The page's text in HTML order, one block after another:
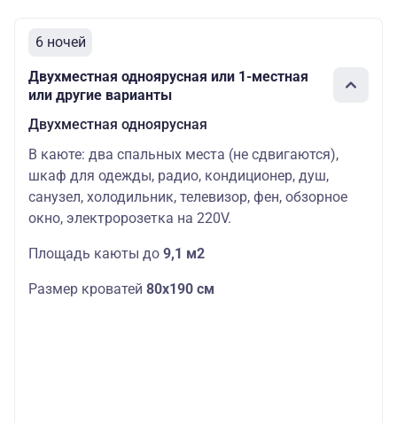
6 ночей
Двухместная одноярусная или 1-местная
или другие варианты
Двухместная одноярусная
В каюте: два спальных места (не сдвигаются),
шкаф для одежды, радио, кондиционер, душ,
санузел, холодильник, телевизор, фен, обзорное
окно, электророзетка на 220V.
Площадь каюты до 9,1 м2
Размер кроватей 80х190 см